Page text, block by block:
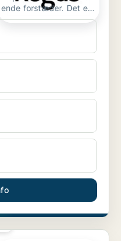
forstæder. Det er